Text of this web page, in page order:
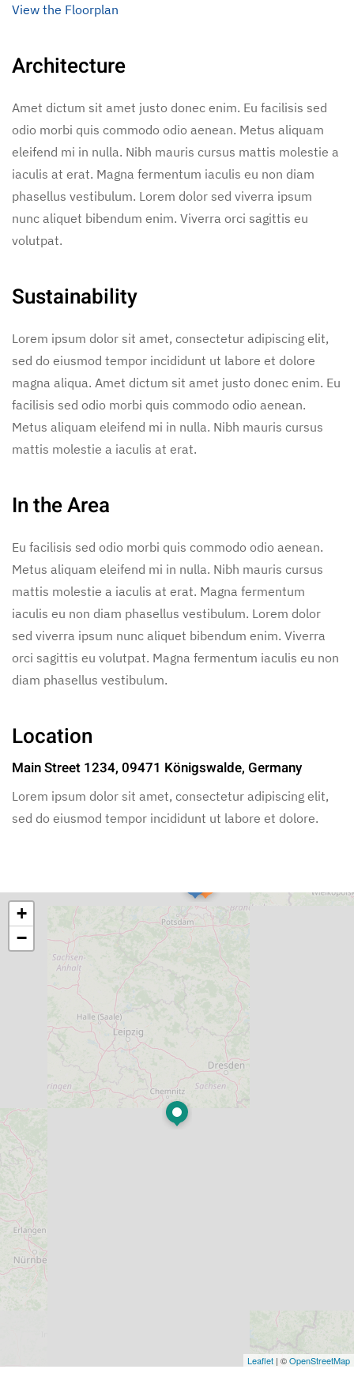
View the Floorplan
Architecture
Amet dictum sit amet justo donec enim. Eu facilisis sed
odio morbi quis commodo odio aenean. Metus aliquam
eleifend mi in nulla. Nibh mauris cursus mattis molestie a
iaculis at erat. Magna fermentum iaculis eu non diam
phasellus vestibulum. Lorem dolor sed viverra ipsum
nunc aliquet bibendum enim. Viverra orci sagittis eu
volutpat.
Sustainability
Lorem ipsum dolor sit amet, consectetur adipiscing elit,
sed do eiusmod tempor incididunt ut labore et dolore
magna aliqua. Amet dictum sit amet justo donec enim. Eu
facilisis sed odio morbi quis commodo odio aenean.
Metus aliquam eleifend mi in nulla. Nibh mauris cursus
mattis molestie a iaculis at erat.
In the Area
Eu facilisis sed odio morbi quis commodo odio aenean.
Metus aliquam eleifend mi in nulla. Nibh mauris cursus
mattis molestie a iaculis at erat. Magna fermentum
iaculis eu non diam phasellus vestibulum. Lorem dolor
sed viverra ipsum nunc aliquet bibendum enim. Viverra
orci sagittis eu volutpat. Magna fermentum iaculis eu non
diam phasellus vestibulum.
Location
Main Street 1234, 09471 Königswalde, Germany
Lorem ipsum dolor sit amet, consectetur adipiscing elit,
sed do eiusmod tempor incididunt ut labore et dolore.
+
−
Leaflet | ©OpenStreetMap